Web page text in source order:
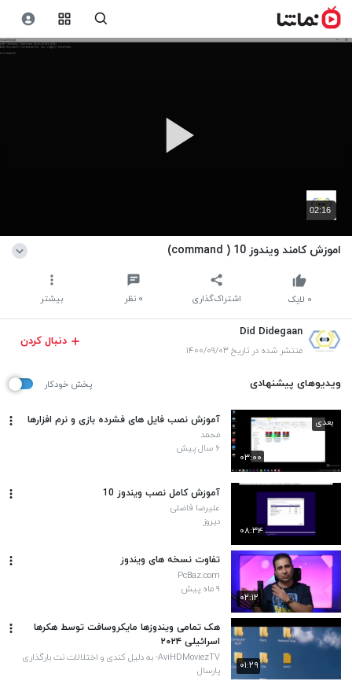
02:16
اموزش کامند ویندوز 10 ( command)
اشتراک‌گذاری ۰ نظر بیشتر ۰ لایک
Did Didegaan
منتشر شده در تاریخ ۱۴۰۰/۰۹/۰۳
دنبال کردن
ویدیوهای پیشنهادی پخش خودکار
۰۳:۰۰
بعدی آموزش نصب فایل های فشرده بازی و نرم افزارها
محمد
۶ سال پیش
۰۸:۳۴
آموزش کامل نصب ویندوز 10
علیرضا فاضلی
دیروز
۰۲:۱۲
تفاوت نسخه های ویندوز
PcBaz.com
۹ ماه پیش
۰۱:۲۹
هک تمامی ویندوزها مایکروسافت توسط هکرها
اسرائیلی ۲۰۲۴
AviHDMoviezTV- به دلیل کندی و اختلالات نت بارگذاری
کامل نمیشه سایت های ما در حال بروزرسانی
پارسال